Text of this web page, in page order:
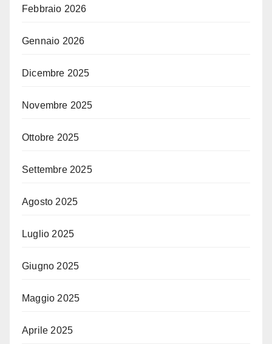
Febbraio 2026
Gennaio 2026
Dicembre 2025
Novembre 2025
Ottobre 2025
Settembre 2025
Agosto 2025
Luglio 2025
Giugno 2025
Maggio 2025
Aprile 2025